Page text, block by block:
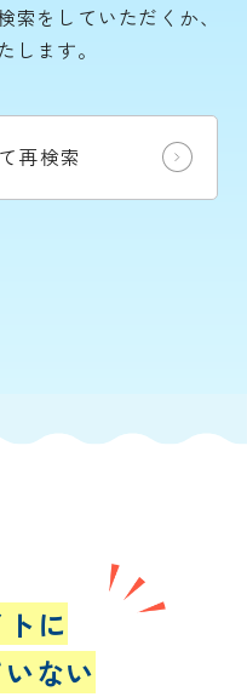
索をしていただくか、
ます。
再検索
に
ない